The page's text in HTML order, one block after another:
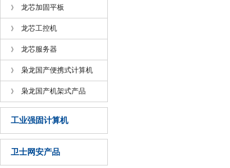
》 龙芯加固平板
》 龙芯工控机
》 龙芯服务器
》 枭龙国产便携式计算机
》 枭龙国产机架式产品
工业强固计算机
卫士网安产品